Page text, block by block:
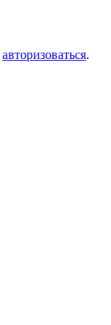
авторизоваться.